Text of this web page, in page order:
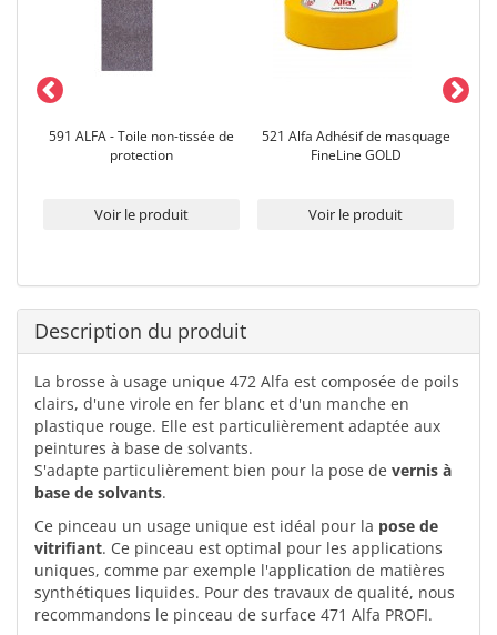
591 ALFA - Toile non-tissée de
protection
Voir le produit
521 Alfa Adhésif de masquage
FineLine GOLD
Voir le produit
Description du produit
La brosse à usage unique 472 Alfa est composée de poils
clairs, d'une virole en fer blanc et d'un manche en
plastique rouge. Elle est particulièrement adaptée aux
peintures à base de solvants.
S'adapte particulièrement bien pour la pose de vernis à
base de solvants.
Ce pinceau un usage unique est idéal pour la pose de
vitrifiant. Ce pinceau est optimal pour les applications
uniques, comme par exemple l'application de matières
synthétiques liquides. Pour des travaux de qualité, nous
recommandons le pinceau de surface 471 Alfa PROFI.